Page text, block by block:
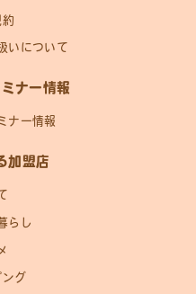
いについて
ナー情報
ナー情報
加盟店
らし
グ